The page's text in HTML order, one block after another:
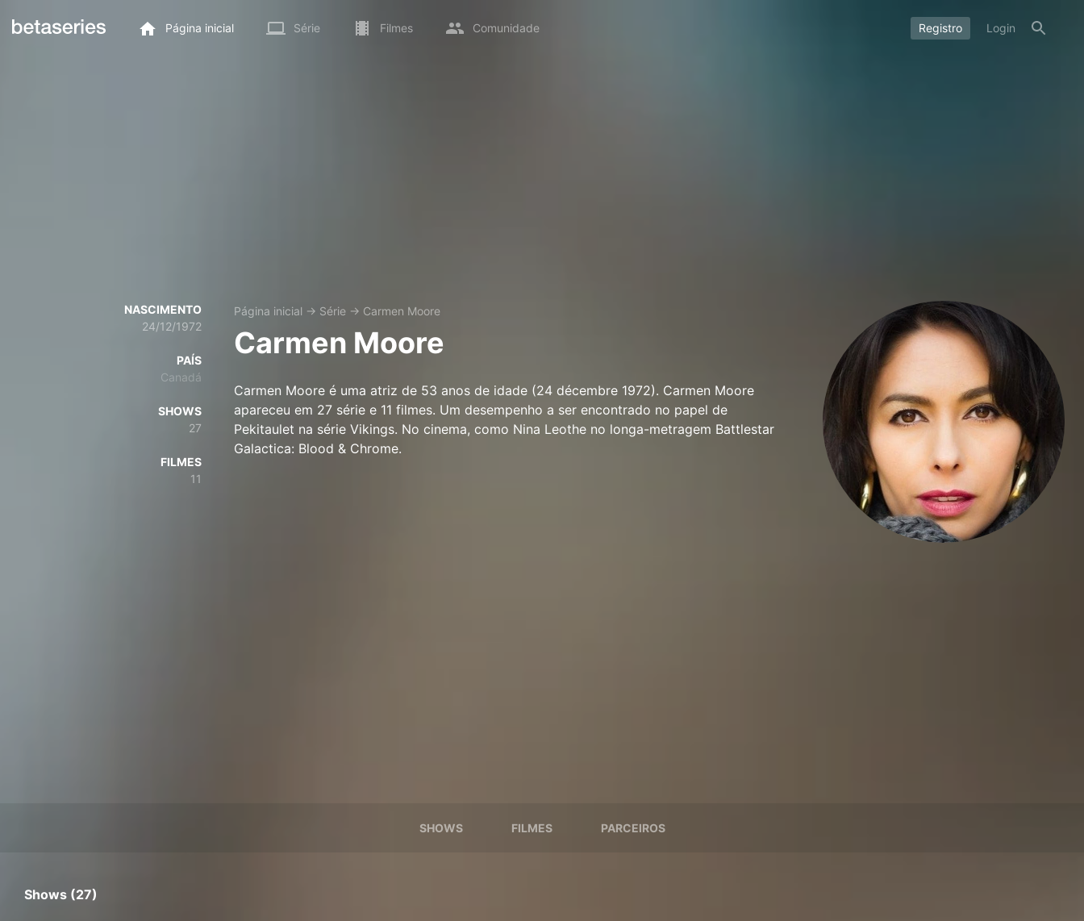
Página inicial Série Filmes Comunidade Registro Login
NASCIMENTO
24/12/1972
PAÍS
Canadá
SHOWS
27
FILMES
11
Página inicial → Série → Carmen Moore
Carmen Moore
Carmen Moore é uma atriz de 53 anos de idade (24 décembre 1972). Carmen Moore
apareceu em 27 série e 11 filmes. Um desempenho a ser encontrado no papel de
Pekitaulet na série Vikings. No cinema, como Nina Leothe no longa-metragem Battlestar
Galactica: Blood & Chrome.
SHOWS FILMES PARCEIROS
Shows (27)